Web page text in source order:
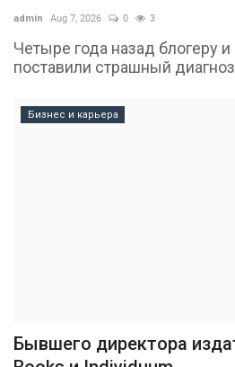
admin Aug 7, 2026 0 3
Четыре года назад блогеру
поставили страшный
Бизнес и карьера
Бывшего директора